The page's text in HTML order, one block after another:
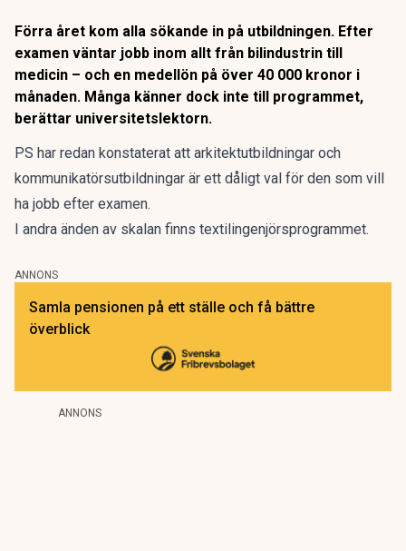
Förra året kom alla sökande in på utbildningen. Efter
examen väntar jobb inom allt från bilindustrin till
medicin – och en medellön på över 40 000 kronor i
månaden. Många känner dock inte till programmet,
berättar universitetslektorn.
PS har redan konstaterat att arkitektutbildningar och
kommunikatörsutbildningar är ett dåligt val för den som vill
ha jobb efter examen.
I andra änden av skalan finns textilingenjörsprogrammet.
ANNONS
Samla pensionen på ett ställe och få bättre
överblick
ANNONS